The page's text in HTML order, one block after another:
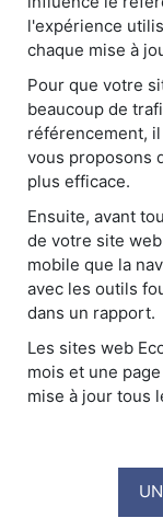
l'expérience
chaque mise à
Pour que votre
beaucoup de
référencement,
vous proposons
plus efficace.
Ensuite, avant
de votre site
mobile que la
avec les outils
dans un rapport.
Les sites web
mois et une
mise à jour tous